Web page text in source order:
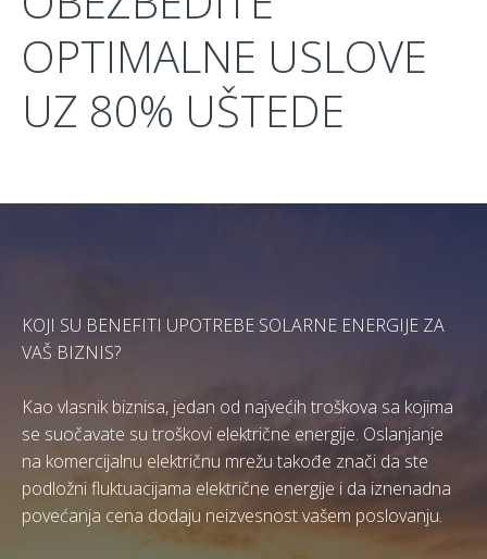
OPTIMALNE USLOVE
UZ 80% UŠTEDE
KOJI SU BENEFITI UPOTREBE SOLARNE ENERGIJE ZA
VAŠ BIZNIS?
Kao vlasnik biznisa, jedan od najvećih troškova sa kojima
se suočavate su troškovi električne energije. Oslanjanje
na komercijalnu električnu mrežu takođe znači da ste
podložni fluktuacijama električne energije i da iznenadna
povećanja cena dodaju neizvesnost vašem poslovanju.